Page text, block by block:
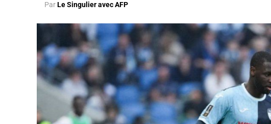
ParLe Singulier avec AFP